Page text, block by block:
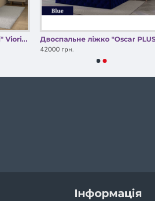
Двоспальне ліжко "Mirali" Viorina DEKO
42000 грн.
Інформація